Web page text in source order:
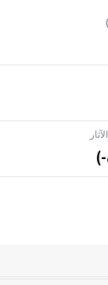
)
نوع من الفنون
في بلاد الشام
مداميكه وخاصة في